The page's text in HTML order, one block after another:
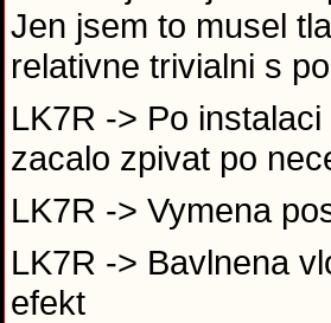
Jen jsem to musel
relativne trivialni s
LK7R -> Po
zacalo zpivat po
LK7R -> Vymena
LK7R -> Bavlnena
efekt